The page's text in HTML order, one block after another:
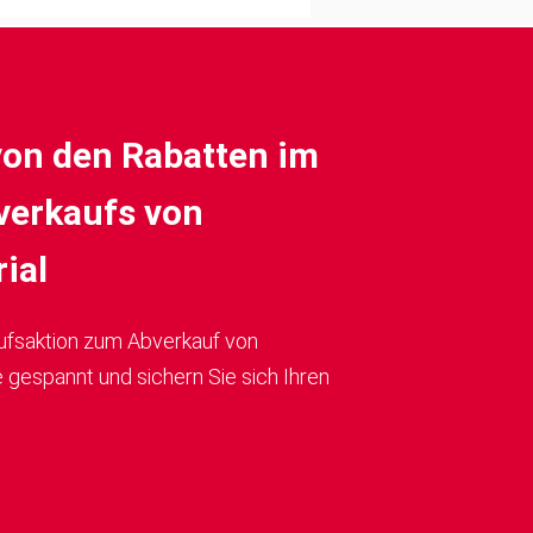
1,79 - 3,00 m | PEP
den Rabatten im
von
zum Abverkauf von
gespannt und sichern Sie sich Ihren